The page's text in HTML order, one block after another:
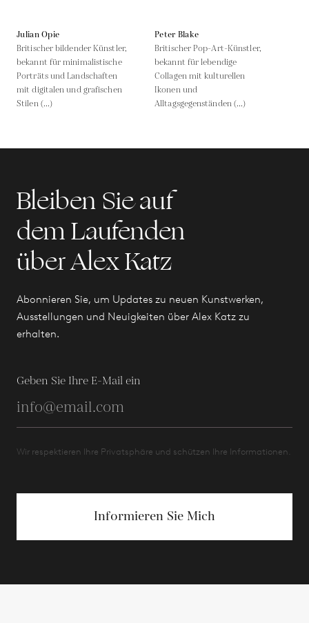
Julian Opie
Britischer bildender Künstler,
bekannt für minimalistische
Porträts und Landschaften
mit digitalen und grafischen
Stilen (...)
Peter Blake
Britischer Pop-Art-Künstler,
bekannt für lebendige
Collagen mit kulturellen
Ikonen und
Alltagsgegenständen (...)
Bleiben Sie auf
dem Laufenden
über Alex Katz
Abonnieren Sie, um Updates zu neuen Kunstwerken,
Ausstellungen und Neuigkeiten über Alex Katz zu
erhalten.
Geben Sie Ihre E-Mail ein
Wir respektieren Ihre Privatsphäre und schützen Ihre Informationen.
Informieren Sie Mich